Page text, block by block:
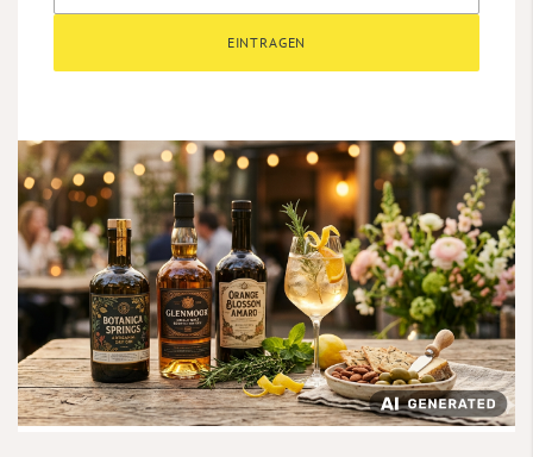
EINTRAGEN